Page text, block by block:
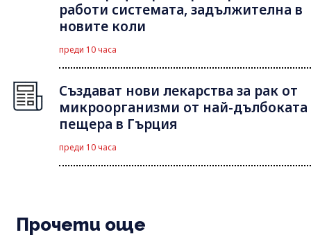
работи системата, задължителна в
новите коли
преди 10 часа
Създават нови лекарства за рак от
микроорганизми от най-дълбоката
пещера в Гърция
преди 10 часа
Прочети още